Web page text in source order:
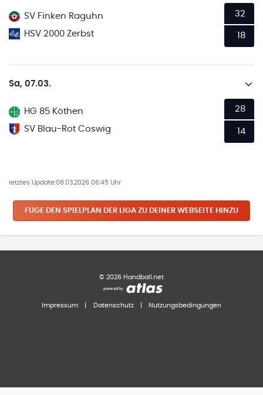
SV Finken Raguhn
HSV 2000 Zerbst
32
18
Sa, 07.03.
HG 85 Köthen
SV Blau-Rot Coswig
28
14
letztes Update:08.03.2026 06:45 Uhr
FÜGE DEN SPIELPLAN DER LIGA ZU DEINER WEBSEITE HINZU
© 2026 Handball.net
Impressum Datenschutz Nutzungsbedingungen